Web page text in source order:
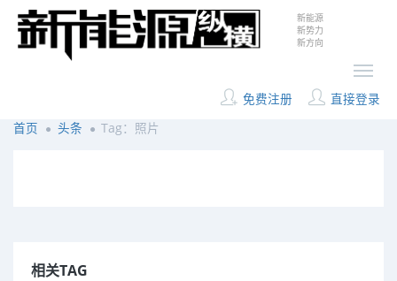
新能源
新势力
新方向
免费注册
直接登录
首页
头条 Tag：照片
相关TAG